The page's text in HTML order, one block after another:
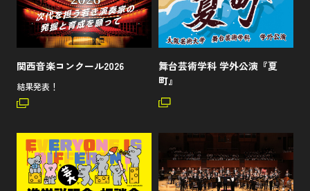
関西音楽コンクール2026
結果発表！
舞台芸術学科 学外公演『夏
町』